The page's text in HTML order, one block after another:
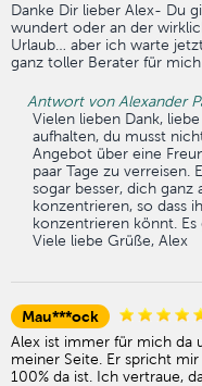
Danke Dir lieber Alex- Du
wundert oder an der
Urlaub… aber ich warte
ganz toller Berater für mich
Antwort von Alexander
Vielen lieben Dank, liebe
aufhalten, du musst
Angebot über eine
paar Tage zu verreisen.
sogar besser, dich ganz
konzentrieren, so dass
konzentrieren könnt. Es
Viele liebe Grüße, Alex
Mau***ock
Alex ist immer für mich da
meiner Seite. Er spricht
100% da ist. Ich vertraue,